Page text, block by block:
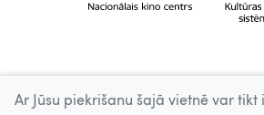
Ar Jūsu piekrišanu šajā vietnē var tikt